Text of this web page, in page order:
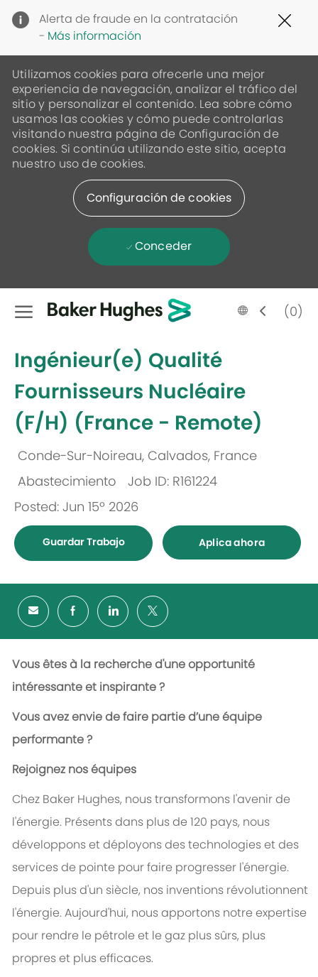
Alerta de fraude en la contratación
- Más información
Utilizamos cookies para ofrecerle una mejor
experiencia de navegación, analizar el tráfico del
sitio y personalizar el contenido. Lea sobre cómo
usamos las cookies y cómo puede controlarlas
visitando nuestra página de Configuración de
cookies. Si continúa utilizando este sitio, acepta
nuestro uso de cookies.
Configuración de cookies
Conceder
Skip to main content
Language
selected
Spanish(0)
Ingénieur(e) Qualité
Fournisseurs Nucléaire
(F/H) (France - Remote)
Conde-Sur-Noireau, Calvados, France
Abastecimiento
Job ID: R161224
Posted: Jun 15º 2026
Guardar Trabajo Aplica ahora
Vous êtes à la recherche d'une opportunité
intéressante et inspirante ?
Vous avez envie de faire partie d’une équipe
performante ?
Rejoignez nos équipes
Chez Baker Hughes, nous transformons l'avenir de
l'énergie. Présents dans plus de 120 pays, nous
développons et déployons des technologies et des
services de pointe pour faire progresser l'énergie.
Depuis plus d'un siècle, nos inventions révolutionnent
l'énergie. Aujourd'hui, nous apportons notre expertise
pour rendre le pétrole et le gaz plus sûrs, plus
propres et plus efficaces.